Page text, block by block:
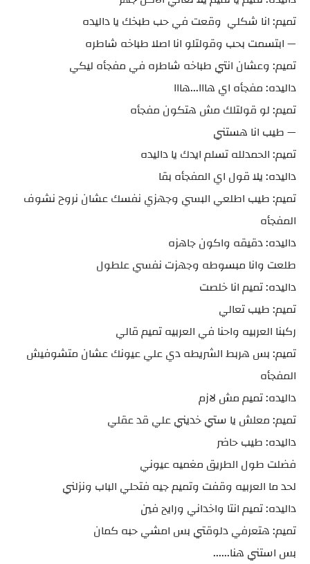
تميم: انا شكلي وقعت في حب طبخك يا داليده
— ابتسمت بحب وقولتلو انا اصلا طباخه شاطره
تميم: وعشان انتي طباخه شاطره في مفجأه ليكي
داليده: مفجأه اي هااا...هااا
تميم: لو قولتلك مش هتكون مفجأه
— طيب انا هستني
تميم: الحمدلله تسلم ايدك يا داليده
داليده: يلا قول اي المفجأه بقا
تميم: طيب اطلعي البسي وجهزي نفسك عشان نروح نشوف
المفجأه
داليده: دقيقه واكون جاهزه
طلعت وانا مبسوطه وجهزت نفسي علطول
داليده: تميم انا خلصت
تميم: طيب تعالي
ركبنا العربيه واحنا في العربيه تميم قالي
تميم: بس هربط الشريطه دي علي عيونك عشان متشوفيش
المفجأه
داليده: تميم مش لازم
تميم: معلش يا ستي خديني علي قد عقلي
داليده: طيب حاضر
فضلت طول الطريق مغميه عيوني
لحد ما العربيه وقفت وتميم جيه فتحلي الباب ونزلني
داليده: تميم انتا واخداني ورايح فين
تميم: هتعرفي دلوقتي بس امشي حبه كمان
بس استني هنا......